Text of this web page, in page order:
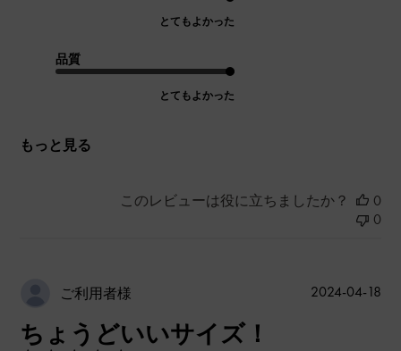
とてもよかった
品質
とてもよかった
もっと見る
このレビューは役に立ちましたか？
0
0
ご利用者様
ちょうどいいサイズ！
公
2024-04-18